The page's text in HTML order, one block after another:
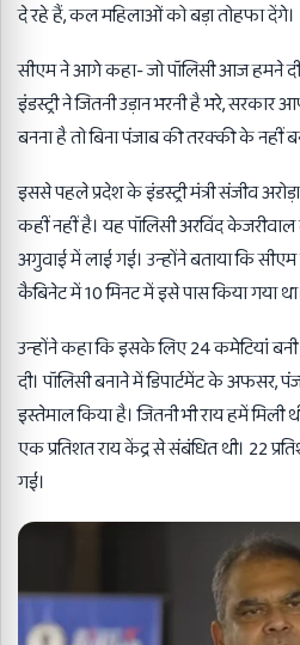
दे रहे हैं, कल महिलाओं को बड़ा तोहफा देंगे।
सीएम ने आगे कहा- जो पॉलिसी आज हमने
इंडस्ट्री ने जितनी उड़ान भरनी है भरे,
बनना है तो बिना पंजाब की तरक्की के नहीं
इससे पहले प्रदेश के इंडस्ट्री मंत्री संजीव
कहीं नहीं है। यह पॉलिसी अरविंद
अगुवाई में लाई गई। उन्होंने बताया कि सीएम
कैबिनेट में 10 मिनट में इसे पास किया गया
उन्होंने कहा कि इसके लिए 24 कमेटियां
दी। पॉलिसी बनाने में डिपार्टमेंट के
इस्तेमाल किया है। जितनी भी राय हमें मिली
एक प्रतिशत राय केंद्र से संबंधित थी। 22
गई।